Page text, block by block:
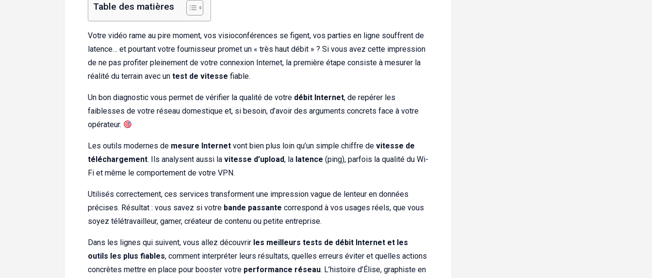
Table des matières
Votre vidéo rame au pire moment, vos visioconférences se figent, vos parties en ligne souffrent de
latence… et pourtant votre fournisseur promet un « très haut débit » ? Si vous avez cette impression
de ne pas profiter pleinement de votre connexion Internet, la première étape consiste à mesurer la
réalité du terrain avec un test de vitesse fiable.
Un bon diagnostic vous permet de vérifier la qualité de votre débit Internet, de repérer les
faiblesses de votre réseau domestique et, si besoin, d’avoir des arguments concrets face à votre
opérateur.
Les outils modernes de mesure Internet vont bien plus loin qu’un simple chiffre de vitesse de
téléchargement. Ils analysent aussi la vitesse d’upload, la latence (ping), parfois la qualité du Wi-
Fi et même le comportement de votre VPN.
Utilisés correctement, ces services transforment une impression vague de lenteur en données
précises. Résultat : vous savez si votre bande passante correspond à vos usages réels, que vous
soyez télétravailleur, gamer, créateur de contenu ou petite entreprise.
Dans les lignes qui suivent, vous allez découvrir les meilleurs tests de débit Internet et les
outils les plus fiables, comment interpréter leurs résultats, quelles erreurs éviter et quelles actions
concrètes mettre en place pour booster votre performance réseau. L’histoire d’Élise, graphiste en